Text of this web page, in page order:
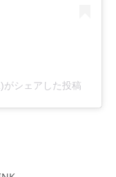
がシェアした投稿